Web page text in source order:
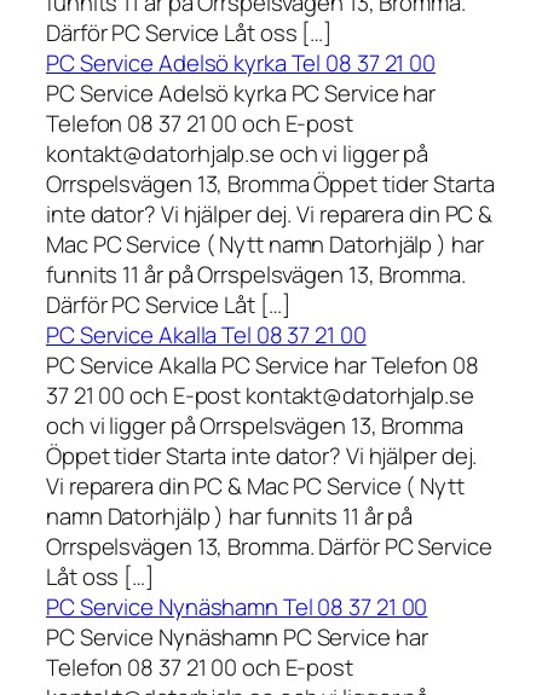
Därför PC Service Låt oss […]
PC Service Adelsö kyrka Tel 08 37 21 00
PC Service Adelsö kyrka PC Service har
Telefon 08 37 21 00 och E-post
kontakt@datorhjalp.se och vi ligger på
Orrspelsvägen 13, Bromma Öppet tider Starta
inte dator? Vi hjälper dej. Vi reparera din PC &
Mac PC Service ( Nytt namn Datorhjälp ) har
funnits 11 år på Orrspelsvägen 13, Bromma.
Därför PC Service Låt […]
PC Service Akalla Tel 08 37 21 00
PC Service Akalla PC Service har Telefon 08
37 21 00 och E-post kontakt@datorhjalp.se
och vi ligger på Orrspelsvägen 13, Bromma
Öppet tider Starta inte dator? Vi hjälper dej.
Vi reparera din PC & Mac PC Service ( Nytt
namn Datorhjälp ) har funnits 11 år på
Orrspelsvägen 13, Bromma. Därför PC Service
Låt oss […]
PC Service Nynäshamn Tel 08 37 21 00
PC Service Nynäshamn PC Service har
Telefon 08 37 21 00 och E-post